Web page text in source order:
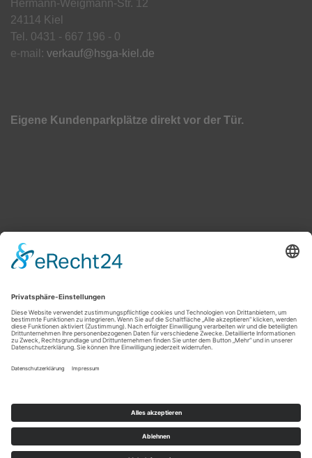
Hermann-Weigmann-Str. 12
24114 Kiel
Tel. 0431 - 667 196 - 0
e-mail: verkauf@hsga-kiel.de
Eigene Kundenparkplätze direkt vor der Tür.
Schreiben Sie uns eine Mail
Kontakt
Impressum